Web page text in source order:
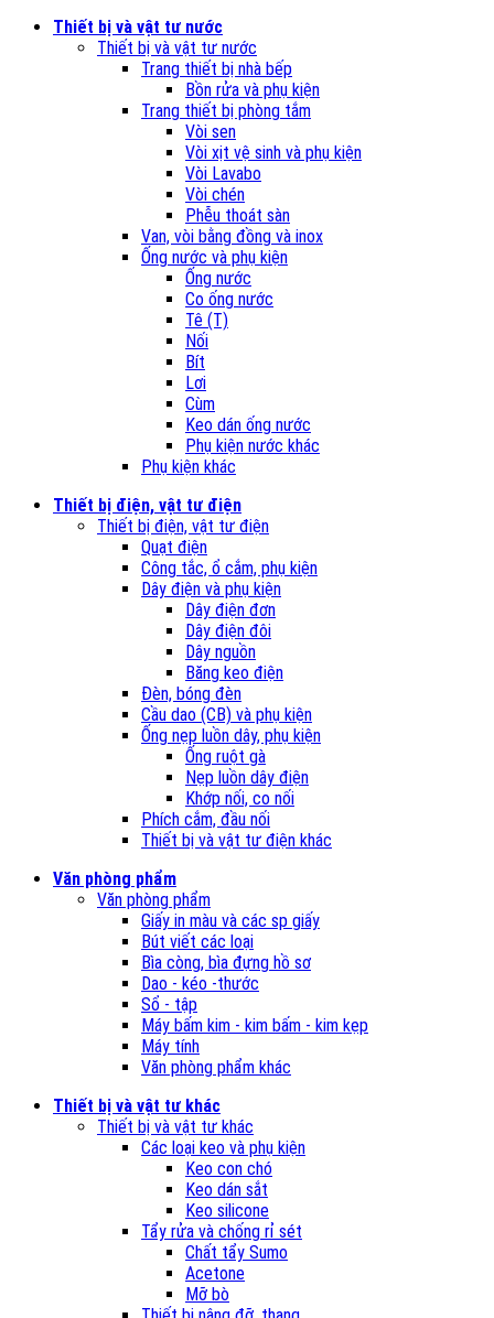
Thiết bị và vật tư nước
Thiết bị và vật tư nước
Trang thiết bị nhà bếp
Bồn rửa và phụ kiện
Trang thiết bị phòng tắm
Vòi sen
Vòi xịt vệ sinh và phụ kiện
Vòi Lavabo
Vòi chén
Phễu thoát sàn
Van, vòi bằng đồng và inox
Ống nước và phụ kiện
Ống nước
Co ống nước
Tê (T)
Nối
Bít
Lơi
Cùm
Keo dán ống nước
Phụ kiện nước khác
Phụ kiện khác
Thiết bị điện, vật tư điện
Thiết bị điện, vật tư điện
Quạt điện
Công tắc, ổ cắm, phụ kiện
Dây điện và phụ kiện
Dây điện đơn
Dây điện đôi
Dây nguồn
Băng keo điện
Đèn, bóng đèn
Cầu dao (CB) và phụ kiện
Ống nẹp luồn dây, phụ kiện
Ống ruột gà
Nẹp luồn dây điện
Khớp nối, co nối
Phích cắm, đầu nối
Thiết bị và vật tư điện khác
Văn phòng phẩm
Văn phòng phẩm
Giấy in màu và các sp giấy
Bút viết các loại
Bìa còng, bìa đựng hồ sơ
Dao - kéo -thước
Sổ - tập
Máy bấm kim - kim bấm - kim kẹp
Máy tính
Văn phòng phẩm khác
Thiết bị và vật tư khác
Thiết bị và vật tư khác
Các loại keo và phụ kiện
Keo con chó
Keo dán sắt
Keo silicone
Tẩy rửa và chống rỉ sét
Chất tẩy Sumo
Acetone
Mỡ bò